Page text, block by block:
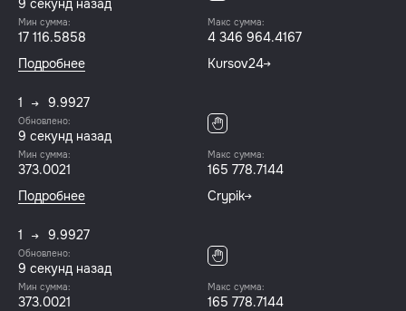
9 секунд назад
Мин сумма:
17 116.5858
Макс сумма:
4 346 964.4167
Подробнее
Kursov24
1 9.9927
Обновлено:
9 секунд назад
Мин сумма:
373.0021
Макс сумма:
165 778.7144
Подробнее
Crypik
1 9.9927
Обновлено:
9 секунд назад
Мин сумма:
373.0021
Макс сумма:
165 778.7144